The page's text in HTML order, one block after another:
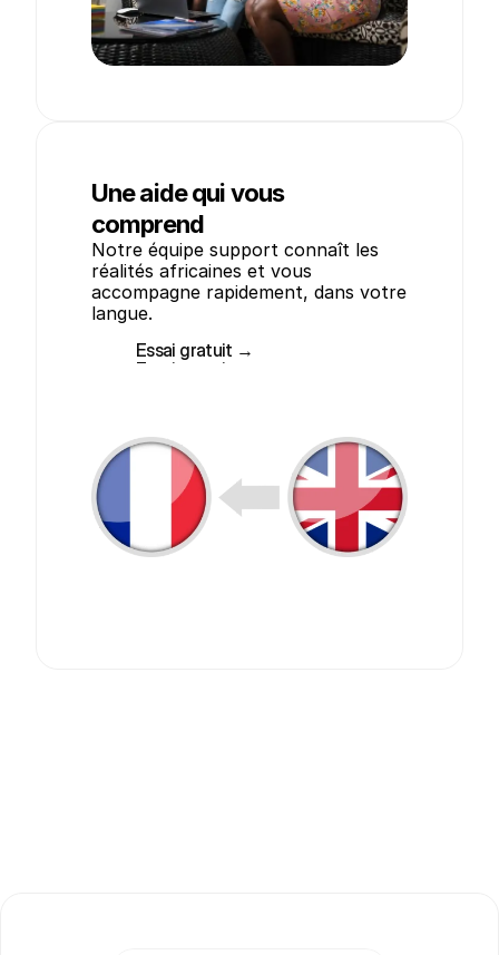
Une aide qui vous
comprend
Notre équipe support connaît les
réalités africaines et vous
accompagne rapidement, dans votre
langue.
Essai gratuit →
Essai gratuit →